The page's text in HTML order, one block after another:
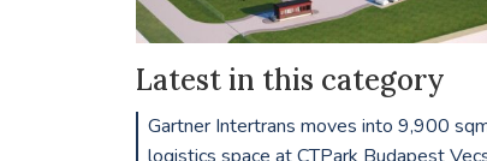
Latest in this category
Gartner Intertrans moves into 9,900